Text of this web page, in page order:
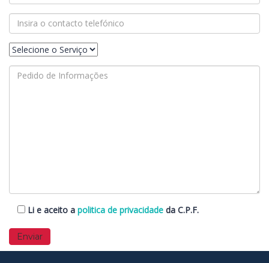
Li e aceito a politica de privacidade da C.P.F.